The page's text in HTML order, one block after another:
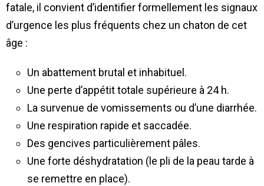
fatale, il convient d’identifier formellement les signaux
d’urgence les plus fréquents chez un chaton de cet
âge :
Un abattement brutal et inhabituel.
Une perte d’appétit totale supérieure à 24 h.
La survenue de vomissements ou d’une diarrhée.
Une respiration rapide et saccadée.
Des gencives particulièrement pâles.
Une forte déshydratation (le pli de la peau tarde à
se remettre en place).